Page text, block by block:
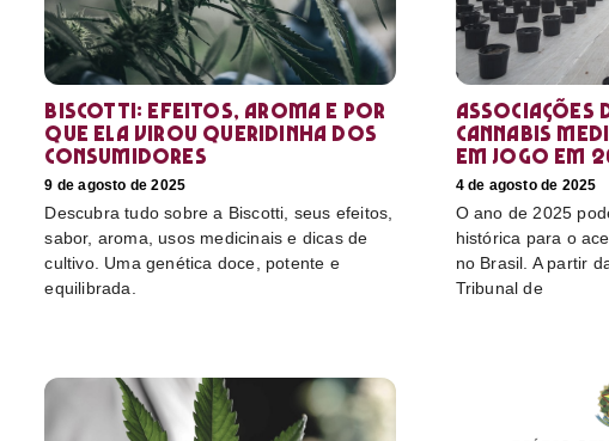
Biscotti: efeitos, aroma e por
que ela virou queridinha dos
consumidores
9 de agosto de 2025
Descubra tudo sobre a Biscotti, seus efeitos,
sabor, aroma, usos medicinais e dicas de
cultivo. Uma genética doce, potente e
equilibrada.
Associações
cannabis
em jogo em
4 de agosto de 2025
O ano de 2025
histórica para o
no Brasil. A partir
Tribunal de